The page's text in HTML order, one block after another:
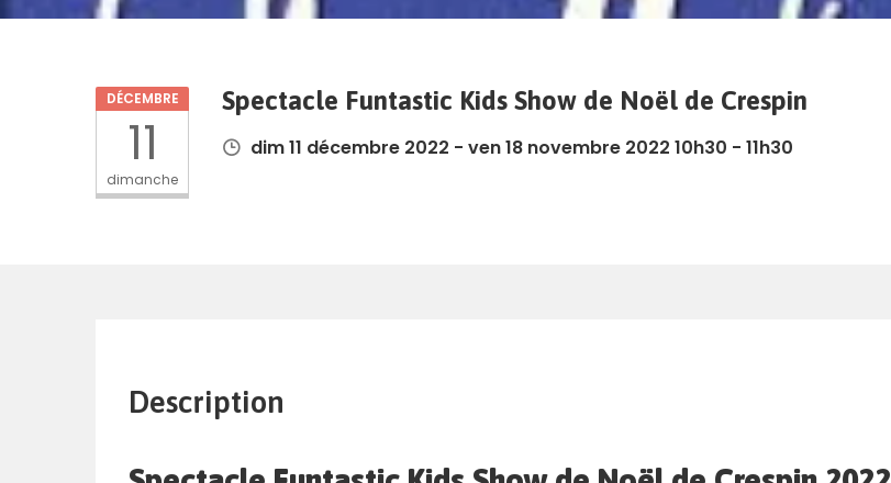
DÉCEMBRE
11
dimanche
Spectacle Funtastic Kids Show de Noël de Crespin
dim 11 décembre 2022 - ven 18 novembre 2022 10h30 - 11h30
Description